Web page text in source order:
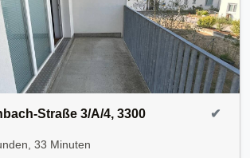
Straße 3/A/4, 3300
33 Minuten
✔